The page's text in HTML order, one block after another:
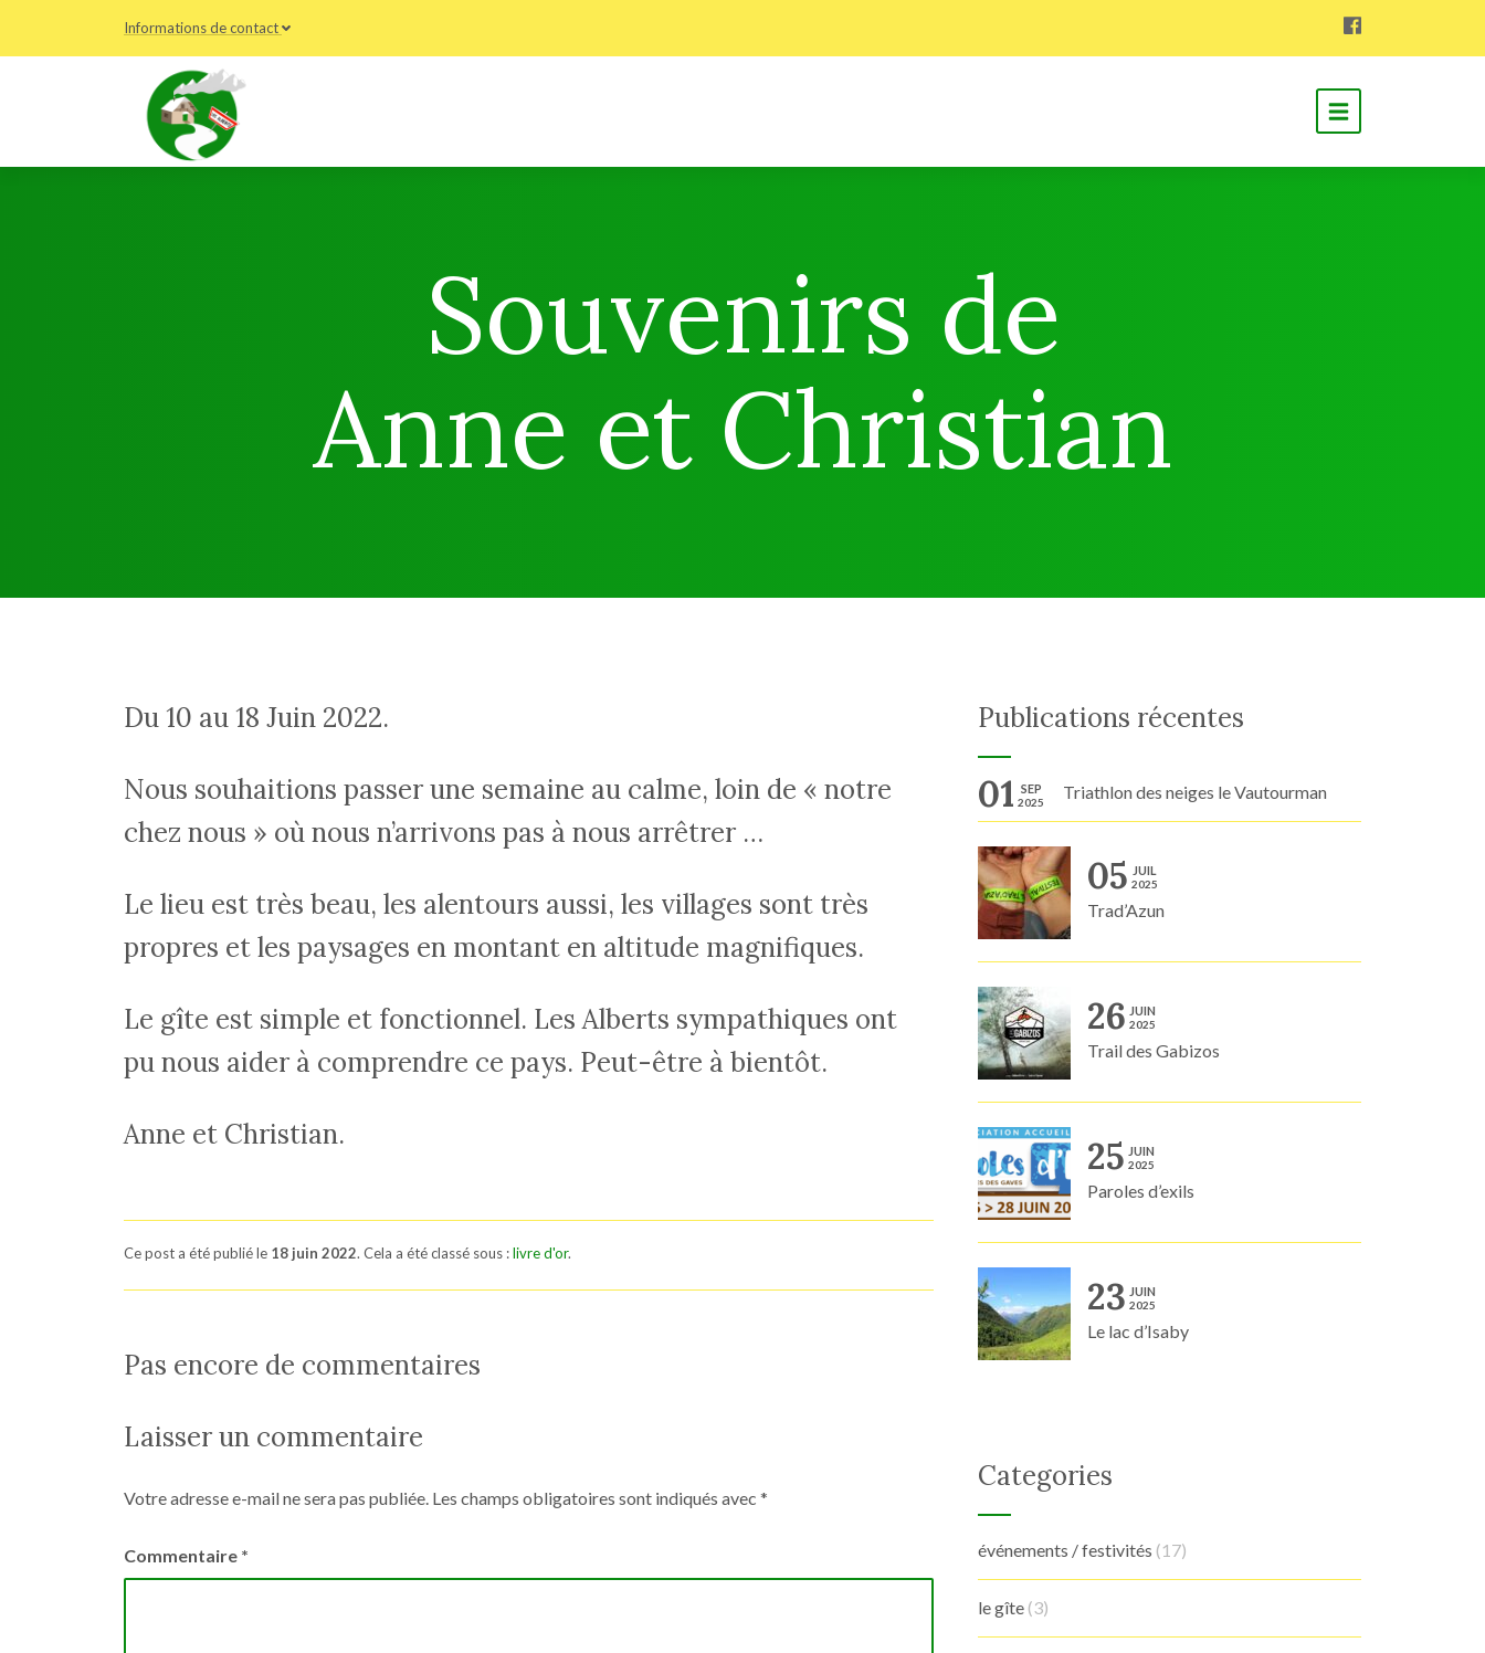
Informations de contact
Souvenirs de
Anne et Christian
Du 10 au 18 Juin 2022.
Nous souhaitions passer une semaine au calme, loin de « notre
chez nous » où nous n’arrivons pas à nous arrêtrer …
Le lieu est très beau, les alentours aussi, les villages sont très
propres et les paysages en montant en altitude magnifiques.
Le gîte est simple et fonctionnel. Les Alberts sympathiques ont
pu nous aider à comprendre ce pays. Peut-être à bientôt.
Anne et Christian.
Ce post a été publié le 18 juin 2022. Cela a été classé sous :livre d'or.
Pas encore de commentaires
Laisser un commentaire
Votre adresse e-mail ne sera pas publiée. Les champs obligatoires sont indiqués avec *
Commentaire *
Publications récentes
01 SEP
2025 Triathlon des neiges le Vautourman
05 JUIL
2025
Trad’Azun
26 JUIN
2025
Trail des Gabizos
25 JUIN
2025
Paroles d’exils
23 JUIN
2025
Le lac d’Isaby
Categories
événements / festivités (17)
le gîte (3)